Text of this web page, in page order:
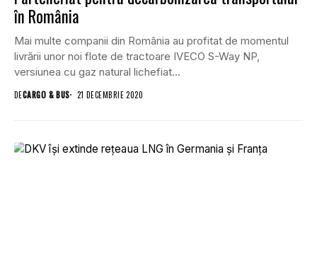
în România
Mai multe companii din România au profitat de momentul
livrării unor noi flote de tractoare IVECO S-Way NP,
versiunea cu gaz natural lichefiat...
DECARGO & BUS 21 DECEMBRIE 2020